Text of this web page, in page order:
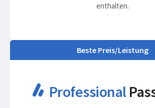
enthalten.
Beste Preis/Leistung
Professional